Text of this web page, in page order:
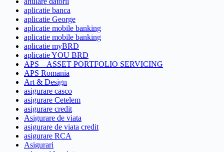
aplicatie banca
aplicatie George
aplicatie mobile banking
aplicatie mobile banking
aplicatie myBRD
aplicatie YOU BRD
APS – ASSET PORTFOLIO SERVICING
APS Romania
Art & Design
asigurare casco
asigurare Cetelem
asigurare credit
Asigurare de viata
asigurare de viata credit
asigurare RCA
Asigurari